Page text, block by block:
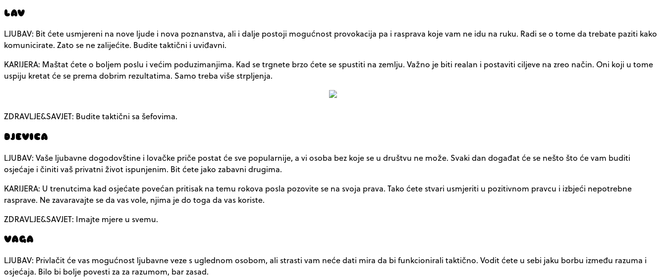
LAV
LJUBAV: Bit ćete usmjereni na nove ljude i nova poznanstva, ali i dalje postoji mogućnost provokacija pa i rasprava koje vam ne idu na ruku. Radi se o tome da trebate paziti kako
komunicirate. Zato se ne zalijećite. Budite taktični i uviđavni.
KARIJERA: Maštat ćete o boljem poslu i većim poduzimanjima. Kad se trgnete brzo ćete se spustiti na zemlju. Važno je biti realan i postaviti ciljeve na zreo način. Oni koji u tome
uspiju kretat će se prema dobrim rezultatima. Samo treba više strpljenja.
ZDRAVLJE&SAVJET: Budite taktični sa šefovima.
DJEVICA
LJUBAV: Vaše ljubavne dogodovštine i lovačke priče postat će sve popularnije, a vi osoba bez koje se u društvu ne može. Svaki dan događat će se nešto što će vam buditi
osjećaje i činiti vaš privatni život ispunjenim. Bit ćete jako zabavni drugima.
KARIJERA: U trenutcima kad osjećate povećan pritisak na temu rokova posla pozovite se na svoja prava. Tako ćete stvari usmjeriti u pozitivnom pravcu i izbjeći nepotrebne
rasprave. Ne zavaravajte se da vas vole, njima je do toga da vas koriste.
ZDRAVLJE&SAVJET: Imajte mjere u svemu.
VAGA
LJUBAV: Privlačit će vas mogućnost ljubavne veze s uglednom osobom, ali strasti vam neće dati mira da bi funkcionirali taktično. Vodit ćete u sebi jaku borbu između razuma i
osjećaja. Bilo bi bolje povesti za za razumom, bar zasad.